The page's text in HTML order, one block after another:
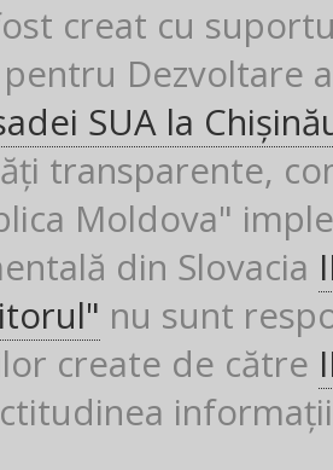
creat cu
Dezvoltare
SUA la
transparente,
Moldova"
din Slovacia
nu sunt
create de către